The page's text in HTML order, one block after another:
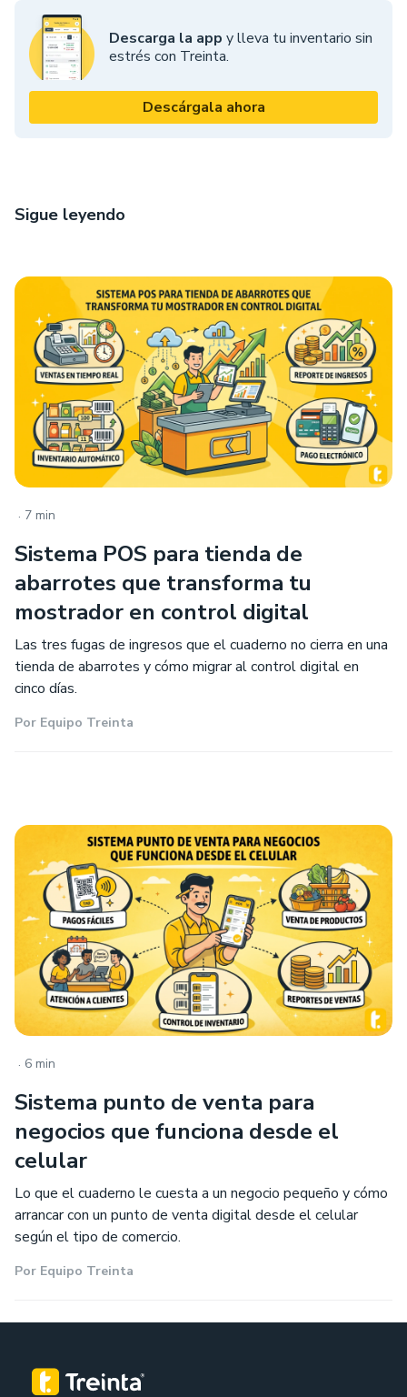
Descarga la app y lleva tu inventario sin
estrés con Treinta.
Descárgala ahora
Sigue leyendo
. 7 min
Sistema POS para tienda de
abarrotes que transforma tu
mostrador en control digital
Las tres fugas de ingresos que el cuaderno no cierra en una
tienda de abarrotes y cómo migrar al control digital en
cinco días.
Por Equipo Treinta
. 6 min
Sistema punto de venta para
negocios que funciona desde el
celular
Lo que el cuaderno le cuesta a un negocio pequeño y cómo
arrancar con un punto de venta digital desde el celular
según el tipo de comercio.
Por Equipo Treinta